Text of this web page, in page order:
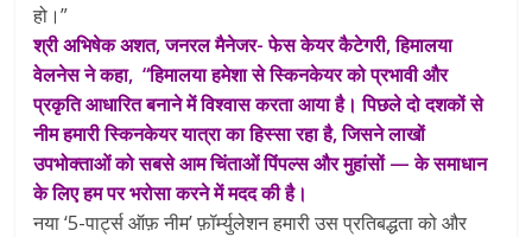
हो।”
श्री अभिषेक अशत, जनरल मैनेजर- फेस केयर कैटेगरी, हिमालया
वेलनेस ने कहा, “हिमालया हमेशा से स्किनकेयर को प्रभावी और
प्रकृति आधारित बनाने में विश्वास करता आया है। पिछले दो दशकों से
नीम हमारी स्किनकेयर यात्रा का हिस्सा रहा है, जिसने लाखों
उपभोक्ताओं को सबसे आम चिंताओं पिंपल्स और मुहांसों — के समाधान
के लिए हम पर भरोसा करने में मदद की है।
नया ‘5-पार्ट्स ऑफ़ नीम’ फ़ॉर्म्युलेशन हमारी उस प्रतिबद्धता को और